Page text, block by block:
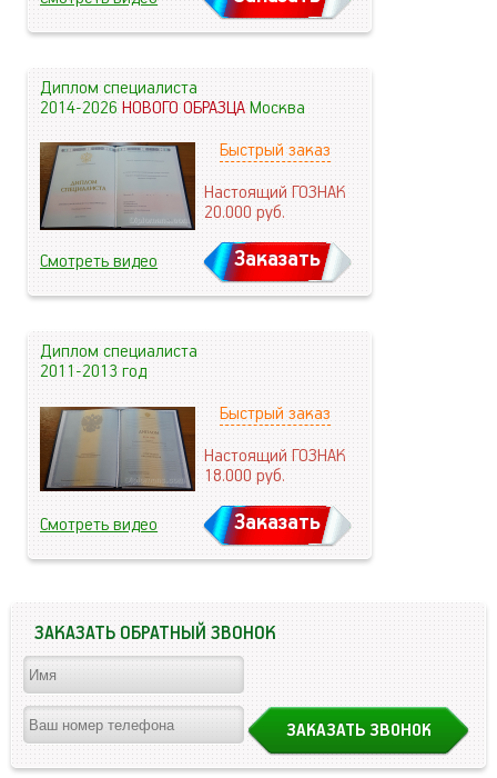
Диплом специалиста
2014-2026НОВОГО ОБРАЗЦАМосква
Быстрый заказ
Настоящий ГОЗНАК
20.000руб.
Смотреть видео Заказать
Диплом специалиста
2011-2013 год
Быстрый заказ
Настоящий ГОЗНАК
18.000руб.
Смотреть видео Заказать
ЗАКАЗАТЬ ОБРАТНЫЙ ЗВОНОК